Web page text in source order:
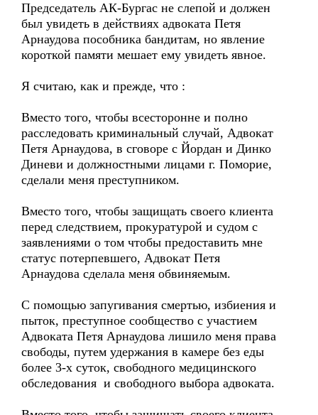
Председатель АК-Бургас не слепой и должен
был увидеть в действиях адвоката Петя
Арнаудова пособника бандитам, но явление
короткой памяти мешает ему увидеть явное.
Я считаю, как и прежде, что :
Вместо того, чтобы всесторонне и полно
расследовать криминальный случай, Адвокат
Петя Арнаудова, в сговоре с Йордан и Динко
Диневи и должностными лицами г. Поморие,
сделали меня преступником.
Вместо того, чтобы защищать своего клиента
перед следствием, прокуратурой и судом с
заявлениями о том чтобы предоставить мне
статус потерпевшего, Адвокат Петя
Арнаудова сделала меня обвиняемым.
С помощью запугивания смертью, избиения и
пыток, преступное сообщество с участием
Адвоката Петя Арнаудова лишило меня права
свободы, путем удержания в камере без еды
более 3-х суток, свободного медицинского
обследования и свободного выбора адвоката.